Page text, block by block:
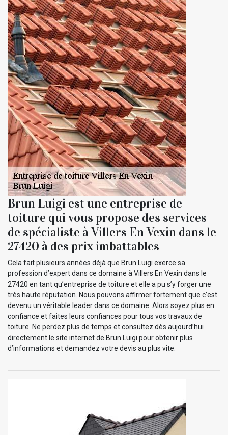
Brun Luigi est une entreprise de
toiture qui vous propose des services
de spécialiste à Villers En Vexin dans le
27420 à des prix imbattables
Cela fait plusieurs années déjà que Brun Luigi exerce sa
profession d’expert dans ce domaine à Villers En Vexin dans le
27420 en tant qu’entreprise de toiture et elle a pu s’y forger une
très haute réputation. Nous pouvons affirmer fortement que c’est
devenu un véritable leader dans ce domaine. Alors soyez plus en
confiance et faites leurs confiances pour tous vos travaux de
toiture. Ne perdez plus de temps et consultez dès aujourd’hui
directement le site internet de Brun Luigi pour obtenir plus
d’informations et demandez votre devis au plus vite.